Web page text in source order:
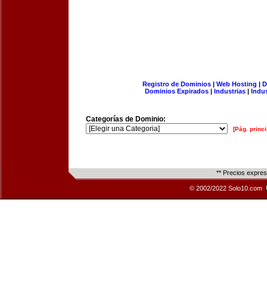
Registro de Dominios| Web Hosting |
Dominios Expirados | Industrias |
Categorías de Dominio:
[Pág.
** Precios
© 2002/2022 Solo10.com